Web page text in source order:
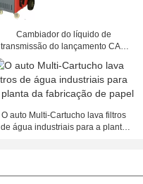
Cambiador do líquido de
transmissão do lançamento CAT-
O auto Multi-Cartucho lava filtros
de água industriais para a planta